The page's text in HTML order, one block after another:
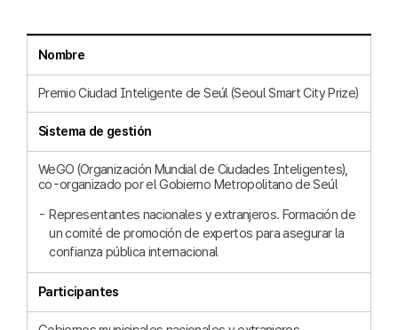
Nombre
Premio Ciudad Inteligente de Seúl (Seoul Smart City Prize)
Sistema de gestión
WeGO (Organización Mundial de Ciudades Inteligentes),
co-organizado por el Gobierno Metropolitano de Seúl
Representantes nacionales y extranjeros. Formación de
un comité de promoción de expertos para asegurar la
confianza pública internacional
Participantes